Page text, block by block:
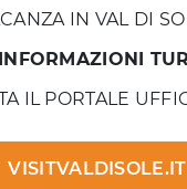
IN VAL DI
INFORMAZIONI
IL PORTALE
VISITVALDISOLE.IT